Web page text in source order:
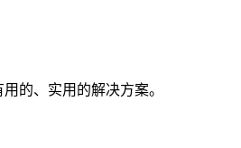
的、实用的解决方案。